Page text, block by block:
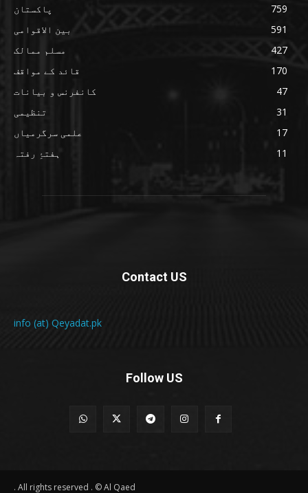
پاکستان
759
بین الاقوامی
591
مسلم ممالک
427
قائد کے مواقف
170
کانفرنس و بیانات
47
تنظیمی
31
علمی سرگرمیاں
17
ہفتۂِ رفتہ
11
Contact US
info (at) Qeyadat.pk
Follow US
All rights reserved . © Al Qaed .